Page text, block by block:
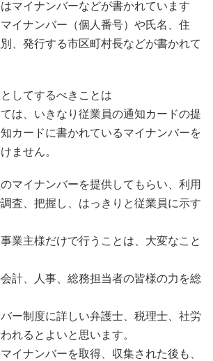
マイナンバーなどが書かれています
イナンバー（個人番号）や氏名、住
、発行する市区町村長などが書かれて
してするべきことは
は、いきなり従業員の通知カードの提
カードに書かれているマイナンバーを
ません。
マイナンバーを提供してもらい、利用
査、把握し、はっきりと従業員に示す
業主様だけで行うことは、大変なこと
計、人事、総務担当者の皆様の力を総
ー制度に詳しい弁護士、税理士、社労
れるとよいと思います。
イナンバーを取得、収集された後も、